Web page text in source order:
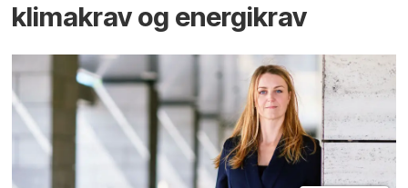
klimakrav og energikrav